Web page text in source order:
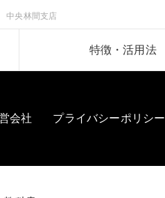
中央林間支店
特徴・活用法
会社 プライバシーポリシー